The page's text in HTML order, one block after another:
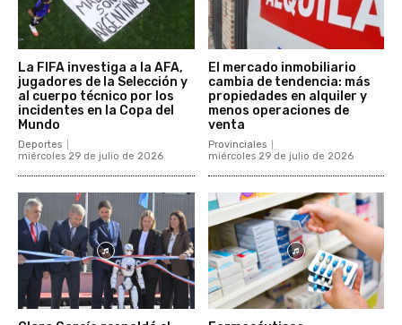
La FIFA investiga a la AFA,
jugadores de la Selección y
al cuerpo técnico por los
incidentes en la Copa del
Mundo
Deportes
miércoles 29 de julio de 2026
El mercado inmobiliario
cambia de tendencia: más
propiedades en alquiler y
menos operaciones de
venta
Provinciales
miércoles 29 de julio de 2026